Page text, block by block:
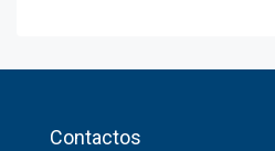
Contactos